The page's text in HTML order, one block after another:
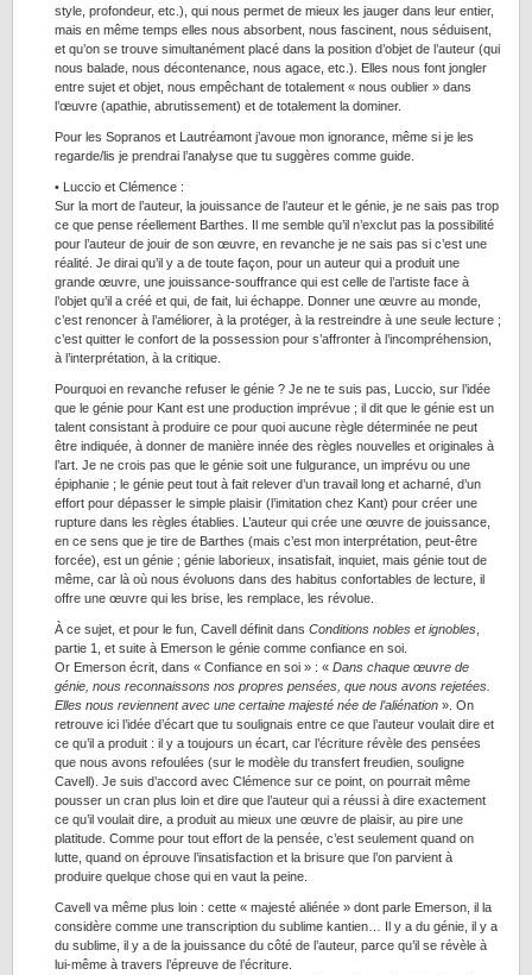
style, profondeur, etc.), qui nous permet de mieux les jauger dans leur entier,
mais en même temps elles nous absorbent, nous fascinent, nous séduisent,
et qu’on se trouve simultanément placé dans la position d’objet de l’auteur (qui
nous balade, nous décontenance, nous agace, etc.). Elles nous font jongler
entre sujet et objet, nous empêchant de totalement « nous oublier » dans
l’œuvre (apathie, abrutissement) et de totalement la dominer.
Pour les Sopranos et Lautréamont j’avoue mon ignorance, même si je les
regarde/lis je prendrai l’analyse que tu suggères comme guide.
• Luccio et Clémence :
Sur la mort de l’auteur, la jouissance de l’auteur et le génie, je ne sais pas trop
ce que pense réellement Barthes. Il me semble qu’il n’exclut pas la possibilité
pour l’auteur de jouir de son œuvre, en revanche je ne sais pas si c’est une
réalité. Je dirai qu’il y a de toute façon, pour un auteur qui a produit une
grande œuvre, une jouissance-souffrance qui est celle de l’artiste face à
l’objet qu’il a créé et qui, de fait, lui échappe. Donner une œuvre au monde,
c’est renoncer à l’améliorer, à la protéger, à la restreindre à une seule lecture ;
c’est quitter le confort de la possession pour s’affronter à l’incompréhension,
à l’interprétation, à la critique.
Pourquoi en revanche refuser le génie ? Je ne te suis pas, Luccio, sur l’idée
que le génie pour Kant est une production imprévue ; il dit que le génie est un
talent consistant à produire ce pour quoi aucune règle déterminée ne peut
être indiquée, à donner de manière innée des règles nouvelles et originales à
l’art. Je ne crois pas que le génie soit une fulgurance, un imprévu ou une
épiphanie ; le génie peut tout à fait relever d’un travail long et acharné, d’un
effort pour dépasser le simple plaisir (l’imitation chez Kant) pour créer une
rupture dans les règles établies. L’auteur qui crée une œuvre de jouissance,
en ce sens que je tire de Barthes (mais c’est mon interprétation, peut-être
forcée), est un génie ; génie laborieux, insatisfait, inquiet, mais génie tout de
même, car là où nous évoluons dans des habitus confortables de lecture, il
offre une œuvre qui les brise, les remplace, les révolue.
À ce sujet, et pour le fun, Cavell définit dans Conditions nobles et ignobles
partie 1, et suite à Emerson le génie comme confiance en soi.
Or Emerson écrit, dans « Confiance en soi » : « Dans chaque œuvre de
génie, nous reconnaissons nos propres pensées, que nous avons rejetées.
Elles nous reviennent avec une certaine majesté née de l’aliénation ». On
retrouve ici l’idée d’écart que tu soulignais entre ce que l’auteur voulait dire et
ce qu’il a produit : il y a toujours un écart, car l’écriture révèle des pensées
que nous avons refoulées (sur le modèle du transfert freudien, souligne
Cavell). Je suis d’accord avec Clémence sur ce point, on pourrait même
pousser un cran plus loin et dire que l’auteur qui a réussi à dire exactement
ce qu’il voulait dire, a produit au mieux une œuvre de plaisir, au pire une
platitude. Comme pour tout effort de la pensée, c’est seulement quand on
lutte, quand on éprouve l’insatisfaction et la brisure que l’on parvient à
produire quelque chose qui en vaut la peine.
Cavell va même plus loin : cette « majesté aliénée » dont parle Emerson, il la
considère comme une transcription du sublime kantien… Il y a du génie, il y a
du sublime, il y a de la jouissance du côté de l’auteur, parce qu’il se révèle à
lui-même à travers l’épreuve de l’écriture.